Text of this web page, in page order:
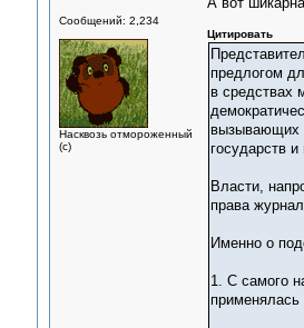
Сообщений: 2,234
Насквозь отмороженный
(с)
Цитировать
предлогом
в средствах
вызывающих
государств
Власти,
права
Именно о
1. С самого
применялась